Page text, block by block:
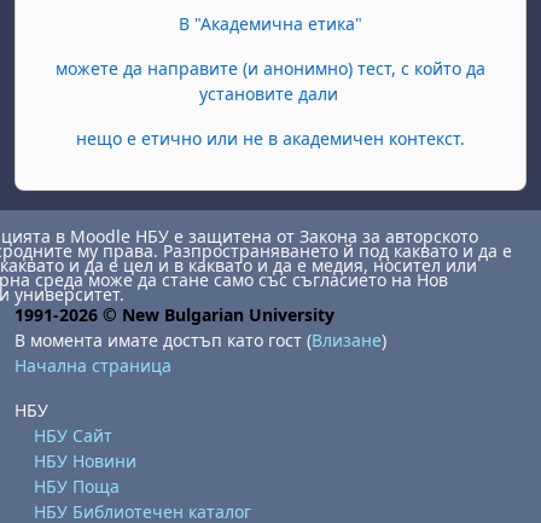
В "Академична етика"
можете да направите (и анонимно) тест, с който да
установите дали
нещо е етично или не в академичен контекст.
в Moodle НБУ е защитена от Закона за авторското
му права. Разпространяването й под каквато и да е
и да е цел и в каквато и да е медия, носител или
среда може да стане само със съгласието на Нов
университет.
1991-2026 © New Bulgarian University
В момента имате достъп като гост (Влизане)
Начална страница
НБУ
НБУ Сайт
НБУ Новини
НБУ Поща
НБУ Библиотечен каталог